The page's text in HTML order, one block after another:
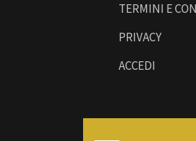
TERMINI E
PRIVACY
ACCEDI